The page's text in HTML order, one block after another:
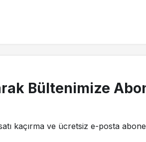
Bültenimize
kaçırma ve ücretsiz e-posta